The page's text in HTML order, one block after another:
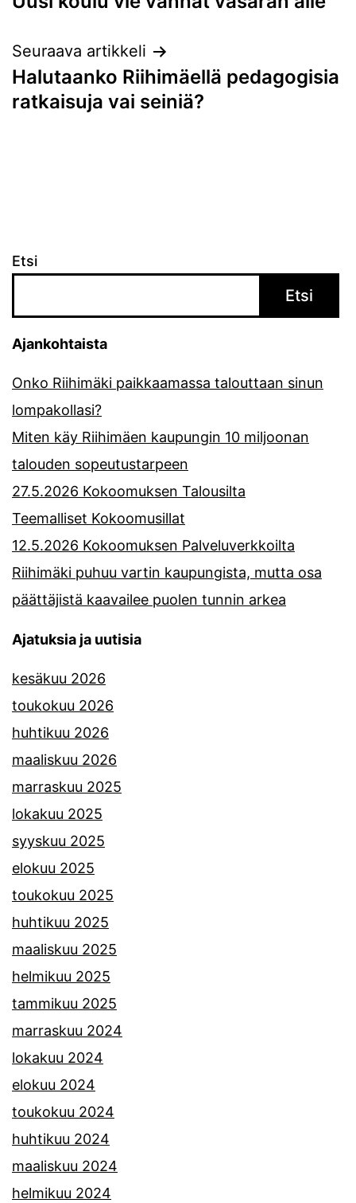
selaus
Seuraava artikkeli
Halutaanko Riihi­mäellä peda­go­gisia
ratkaisuja vai seiniä?
Etsi
Etsi
Ajankohtaista
Onko Riihimäki paikkaamassa talouttaan sinun
lompakollasi?
Miten käy Riihimäen kaupungin 10 miljoonan
talouden sopeutustarpeen
27.5.2026 Kokoomuksen Talousilta
Teemalliset Kokoomusillat
12.5.2026 Kokoomuksen Palveluverkkoilta
Riihimäki puhuu vartin kaupungista, mutta osa
päättäjistä kaavailee puolen tunnin arkea
Ajatuksia ja uutisia
kesäkuu 2026
toukokuu 2026
huhtikuu 2026
maaliskuu 2026
marraskuu 2025
lokakuu 2025
syyskuu 2025
elokuu 2025
toukokuu 2025
huhtikuu 2025
maaliskuu 2025
helmikuu 2025
tammikuu 2025
marraskuu 2024
lokakuu 2024
elokuu 2024
toukokuu 2024
huhtikuu 2024
maaliskuu 2024
helmikuu 2024